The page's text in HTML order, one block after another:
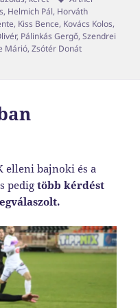
, Helmich Pál, Horváth
, Kiss Bence, Kovács Kolos,
, Pálinkás Gergő,Szendrei
Márió,Zsótér Donát
elleni bajnoki és a
pedigtöbb kérdést